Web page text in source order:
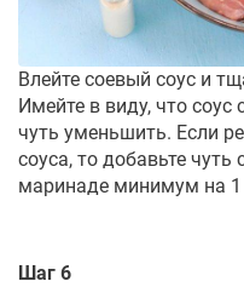
Влейте соевый соус и
Имейте в виду, что
чуть уменьшить. Если
соуса, то добавьте чуть
маринаде минимум на 1
Шаг 6